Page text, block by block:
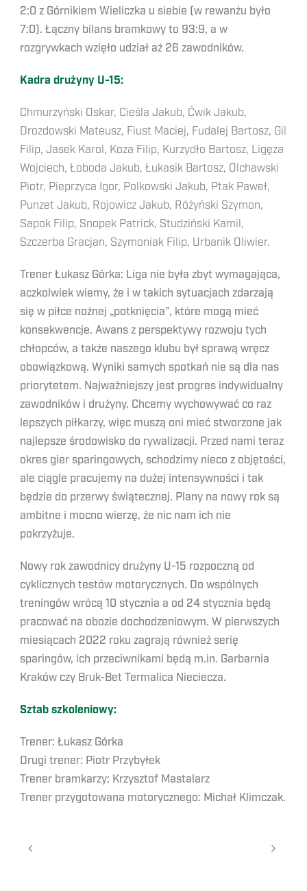
2:0 z Górnikiem Wieliczka u siebie (w rewanżu było
7:0). Łączny bilans bramkowy to 93:9, a w
rozgrywkach wzięło udział aż 26 zawodników.
Kadra drużyny U-15:
Chmurzyński Oskar, Cieśla Jakub, Ćwik Jakub,
Drozdowski Mateusz, Fiust Maciej, Fudalej Bartosz, Gil
Filip, Jasek Karol, Koza Filip, Kurzydło Bartosz, Ligęza
Wojciech, Łoboda Jakub, Łukasik Bartosz, Olchawski
Piotr, Pieprzyca Igor, Polkowski Jakub, Ptak Paweł,
Punzet Jakub, Rojowicz Jakub, Różyński Szymon,
Sapok Filip, Snopek Patrick, Studziński Kamil,
Szczerba Gracjan, Szymoniak Filip, Urbanik Oliwier.
Trener Łukasz Górka: Liga nie była zbyt wymagająca,
aczkolwiek wiemy, że i w takich sytuacjach zdarzają
się w piłce nożnej „potknięcia”, które mogą mieć
konsekwencje. Awans z perspektywy rozwoju tych
chłopców, a także naszego klubu był sprawą wręcz
obowiązkową. Wyniki samych spotkań nie są dla nas
priorytetem. Najważniejszy jest progres indywidualny
zawodników i drużyny. Chcemy wychowywać co raz
lepszych piłkarzy, więc muszą oni mieć stworzone jak
najlepsze środowisko do rywalizacji. Przed nami teraz
okres gier sparingowych, schodzimy nieco z objętości,
ale ciągle pracujemy na dużej intensywności i tak
będzie do przerwy świątecznej. Plany na nowy rok są
ambitne i mocno wierzę, że nic nam ich nie
pokrzyżuje.
Nowy rok zawodnicy drużyny U-15 rozpoczną od
cyklicznych testów motorycznych. Do wspólnych
treningów wrócą 10 stycznia a od 24 stycznia będą
pracować na obozie dochodzeniowym. W pierwszych
miesiącach 2022 roku zagrają również serię
sparingów, ich przeciwnikami będą m.in. Garbarnia
Kraków czy Bruk-Bet Termalica Nieciecza.
Sztab szkoleniowy:
Trener: Łukasz Górka
Drugi trener: Piotr Przybyłek
Trener bramkarzy: Krzysztof Mastalarz
Trener przygotowana motorycznego: Michał Klimczak.